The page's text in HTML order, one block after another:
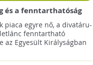
és a fenntarthatóság
14 európai
ki használtruha
piaca egyre nő, a divatáru-
fenntartható
az Egyesült Királyságban